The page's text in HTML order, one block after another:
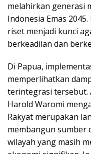
melahirkan generasi
Indonesia Emas
riset menjadi kunci
berkeadilan dan
Di Papua,
memperlihatkan
terintegrasi tersebut.
Harold Waromi
Rakyat merupakan
membangun sumber
wilayah yang masih